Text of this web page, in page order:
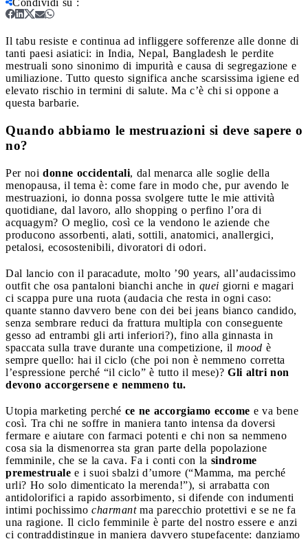
Il tabu resiste e continua ad infliggere sofferenze alle donne di
tanti paesi asiatici: in India, Nepal, Bangladesh le perdite
mestruali sono sinonimo di impurità e causa di segregazione e
umiliazione. Tutto questo significa anche scarsissima igiene ed
elevato rischio in termini di salute. Ma c’è chi si oppone a
questa barbarie.
Quando abbiamo le mestruazioni si deve sapere o
no?
Per noi donne occidentali, dal menarca alle soglie della
menopausa, il tema è: come fare in modo che, pur avendo le
mestruazioni, io donna possa svolgere tutte le mie attività
quotidiane, dal lavoro, allo shopping o perfino l’ora di
acquagym? O meglio, così ce la vendono le aziende che
producono assorbenti, alati, sottili, anatomici, anallergici,
petalosi, ecosostenibili, divoratori di odori.
Dal lancio con il paracadute, molto ’90 years, all’audacissimo
outfit che osa pantaloni bianchi anche in quei giorni e magari
ci scappa pure una ruota (audacia che resta in ogni caso:
quante stanno davvero bene con dei bei jeans bianco candido,
senza sembrare reduci da frattura multipla con conseguente
gesso ad entrambi gli arti inferiori?), fino alla ginnasta in
spaccata sulla trave durante una competizione, il mood è
sempre quello: hai il ciclo (che poi non è nemmeno corretta
l’espressione perché “il ciclo” è tutto il mese)? Gli altri non
devono accorgersene e nemmeno tu.
Utopia marketing perché ce ne accorgiamo eccome e va bene
così. Tra chi ne soffre in maniera tanto intensa da doversi
fermare e aiutare con farmaci potenti e chi non sa nemmeno
cosa sia la dismenorrea sta gran parte della popolazione
femminile, che se la cava. Fa i conti con la sindrome
premestruale e i suoi sbalzi d’umore (“Mamma, ma perché
urli? Ho solo dimenticato la merenda!”), si arrabatta con
antidolorifici a rapido assorbimento, si difende con indumenti
intimi pochissimo charmantma parecchio protettivi e se ne fa
una ragione. Il ciclo femminile è parte del nostro essere e anzi
ci contraddistingue in maniera davvero stupefacente: danziamo